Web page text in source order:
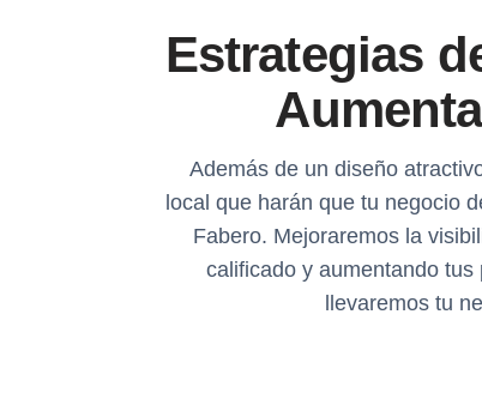
Estrategias
Además de un diseño
local que harán que tu negocio
Fabero. Mejoraremos la
calificado y aumentando
llevaremos tu